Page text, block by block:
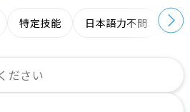
特定技能 日本語力不問 オ